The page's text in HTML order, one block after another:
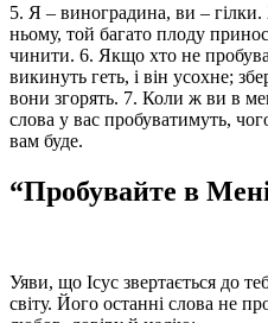
5. Я – виноградина, ви – гілки.
ньому, той багато плоду
чинити. 6. Якщо хто не
викинуть геть, і він усохне;
вони згорять. 7. Коли ж ви в
слова у вас пробуватимуть,
вам буде.
“Пробувайте в
Уяви, що Ісус звертається до
світу. Його останні слова не